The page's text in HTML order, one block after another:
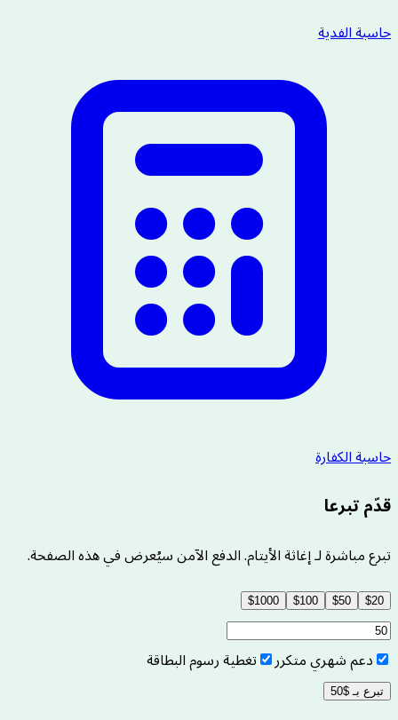
حاسبة الفدية
حاسبة الكفارة
قدّم تبرعا
تبرع مباشرة لـ إغاثة الأيتام. الدفع الآمن سيُعرض في هذه الصفحة.
$20
$50
$100
$1000
دعم شهري متكرر تغطية رسوم البطاقة
تبرع بـ $50